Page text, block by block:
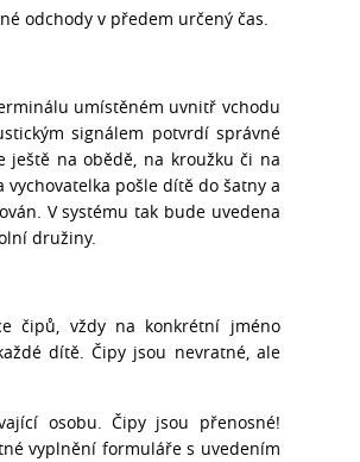
odchody v předem určený čas.
umístěném uvnitř vchodu
signálem potvrdí správné
ještě na obědě, na kroužku či na
pošle dítě do šatny a
V systému tak bude uvedena
družiny.
čipů, vždy na konkrétní jméno
dítě. Čipy jsou nevratné, ale
osobu. Čipy jsou přenosné!
vyplnění formuláře s uvedením